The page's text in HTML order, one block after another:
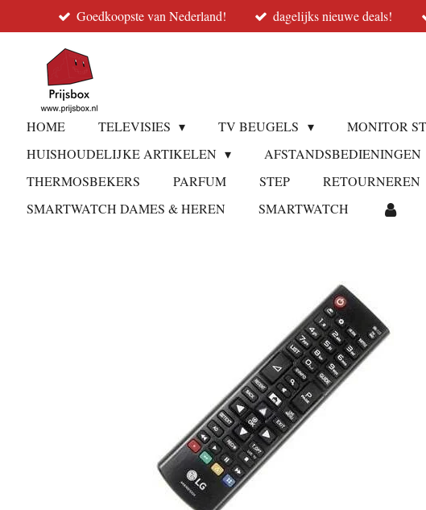
direct
hoofdinhoud
Goedkoopste van Nederland! dagelijks nieuwe deals!
HOME TELEVISIES TV BEUGELS MONITOR
HUISHOUDELIJKE ARTIKELEN
AFSTANDSBEDIENINGEN
THERMOSBEKERS
PARFUM STEP RETOURNEREN
SMARTWATCH DAMES & HEREN
SMARTWATCH